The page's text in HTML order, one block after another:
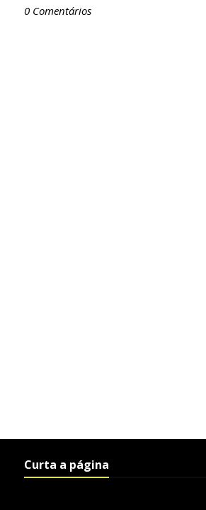
0 Comentários
Curta a página